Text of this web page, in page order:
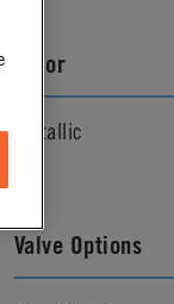
Color
Metallic
Valve Options